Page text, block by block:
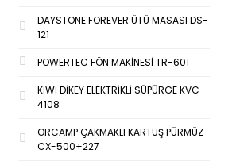
DAYSTONE FOREVER ÜTÜ MASASI DS-
121
POWERTEC FÖN MAKİNESİ TR-601
KİWİ DİKEY ELEKTRİKLİ SÜPÜRGE KVC-
4108
ORCAMP ÇAKMAKLI KARTUŞ PÜRMÜZ
CX-500+227